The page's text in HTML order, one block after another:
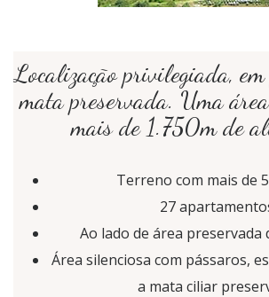
Localização privilegiada,
mata preservada. Uma
mais de 1.750m de
Terreno com mais de
27
Ao lado de área preservada
Área silenciosa com pássaros,
a mata ciliar